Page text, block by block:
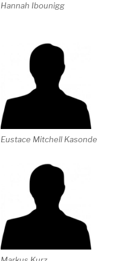
Hannah Ibounigg
Eustace Mitchell Kasonde